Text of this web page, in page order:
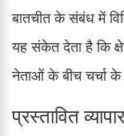
बातचीत के संबंध में
यह संकेत देता है कि
नेताओं के बीच चर्चा के
प्रस्तावित